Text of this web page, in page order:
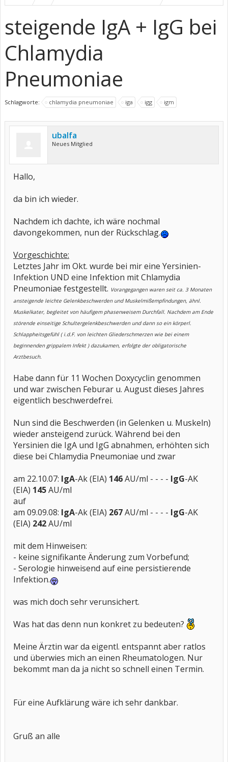
steigende IgA + IgG bei
Chlamydia
Pneumoniae
Schlagworte: chlamydia pneumoniae iga igg igm
ubalfa
Neues Mitglied
Hallo,
da bin ich wieder.
Nachdem ich dachte, ich wäre nochmal
davongekommen, nun der Rückschlag.
Vorgeschichte:
Letztes Jahr im Okt. wurde bei mir eine Yersinien-
Infektion UND eine Infektion mit Chlamydia
Pneumoniae festgestellt. Vorangegangen waren seit ca. 3 Monaten
ansteigende leichte Gelenkbeschwerden und Muskelmißempfindungen, ähnl.
Muskelkater, begleitet von häufigem phasenweisem Durchfall. Nachdem am Ende
störende einseitige Schultergelenkbeschwerden und dann so ein körperl.
Schlappheitsgefühl ( i.d.F. von leichten Gliederschmerzen wie bei einem
beginnenden grippalem Infekt ) dazukamen, erfolgte der obligatorische
Arztbesuch.
Habe dann für 11 Wochen Doxycyclin genommen
und war zwischen Feburar u. August dieses Jahres
eigentlich beschwerdefrei.
Nun sind die Beschwerden (in Gelenken u. Muskeln)
wieder ansteigend zurück. Während bei den
Yersinien die IgA und IgG abnahmen, erhöhten sich
diese bei Chlamydia Pneumoniae und zwar
am 22.10.07: IgA-Ak (EIA) 146AU/ml - - - - IgG-AK
(EIA) 145AU/ml
auf
am 09.09.08: IgA-Ak (EIA) 267AU/ml - - - - IgG-AK
(EIA) 242AU/ml
mit dem Hinweisen:
- keine signifikante Änderung zum Vorbefund;
- Serologie hinweisend auf eine persistierende
Infektion.
was mich doch sehr verunsichert.
Was hat das denn nun konkret zu bedeuten?
Meine Ärztin war da eigentl. entspannt aber ratlos
und überwies mich an einen Rheumatologen. Nur
bekommt man da ja nicht so schnell einen Termin.
Für eine Aufklärung wäre ich sehr dankbar.
Gruß an alle